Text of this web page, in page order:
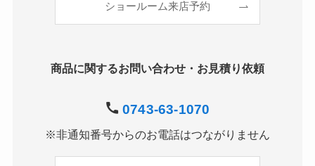
ショールーム来店予約
商品に関するお問い合わせ・お見積り依頼
0743-63-1070
※非通知番号からのお電話はつながりません